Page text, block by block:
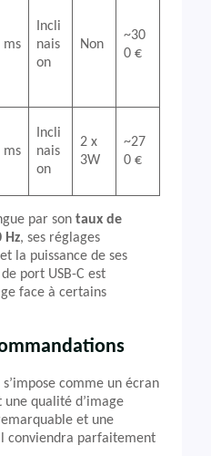
ms
Incli
nais
on
Non
~30
0 €
ms
Incli
nais
on
2 x
3W
~27
0 €
par son taux de
Hz, ses réglages
la puissance de ses
port USB-C est
face à certains
s’impose comme un écran
une qualité d’image
et une
conviendra parfaitement